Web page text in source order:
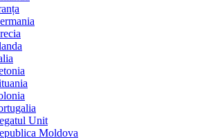
Unit
Moldova